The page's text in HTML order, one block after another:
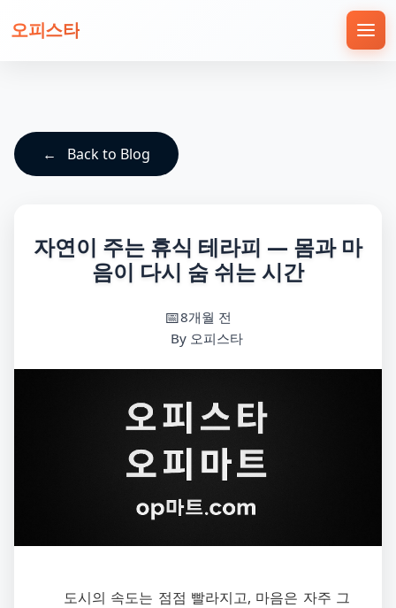
오피스타
Back to Blog
자연이 주는 휴식 테라피 — 몸과 마
음이 다시 숨 쉬는 시간
8개월 전
By 오피스타
도시의 속도는 점점 빨라지고, 마음은 자주 그